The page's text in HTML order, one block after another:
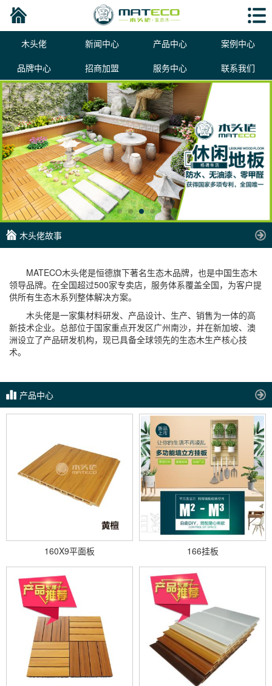
木头佬 新闻中心 产品中心
案例中心
品牌中心
招商加盟 服务中心 联系我们
木头佬故事
MATECO木头佬是恒德旗下著名生态木品牌，也是中国生态木
领导品牌。在全国超过500家专卖店，服务体系覆盖全国，为客户提
供所有生态木系列整体解决方案。
木头佬是一家集材料研发、产品设计、生产、销售为一体的高
新技术企业。总部位于国家重点开发区广州南沙，并在新加坡、澳
洲设立了产品研发机构，现已具备全球领先的生态木生产核心技
术。
产品中心
160X9平面板 166挂板